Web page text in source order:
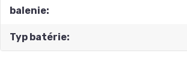
balenie
Typ batérie